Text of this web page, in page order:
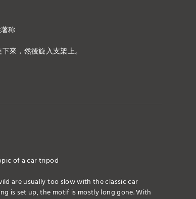
称
來，然後旋入支架上。
of a car tripod
are usually too slow with the classic car
is set up, the motif is mostly long gone. With